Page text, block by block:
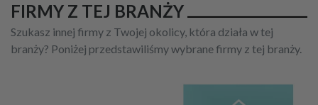
FIRMY Z TEJ BRANŻY
Szukasz innej firmy z Twojej okolicy, która działa w tej
branży? Poniżej przedstawiliśmy wybrane firmy z tej branży.